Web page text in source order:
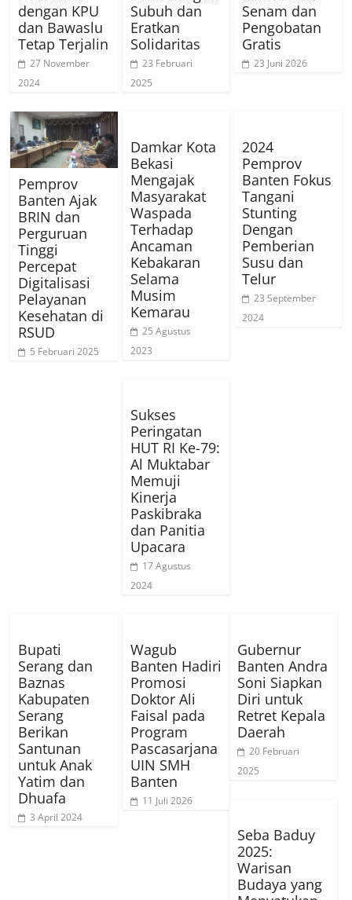
dengan KPU
dan Bawaslu
Tetap Terjalin
27 November
2024
Subuh dan
Eratkan
Solidaritas
23 Februari
2025
Senam dan
Pengobatan
Gratis
23 Juni 2026
Pemprov
Banten Ajak
BRIN dan
Perguruan
Tinggi
Percepat
Digitalisasi
Pelayanan
Kesehatan di
RSUD
5 Februari 2025
Damkar Kota
Bekasi
Mengajak
Masyarakat
Waspada
Terhadap
Ancaman
Kebakaran
Selama
Musim
Kemarau
25 Agustus
2023
2024
Pemprov
Banten Fokus
Tangani
Stunting
Dengan
Pemberian
Susu dan
Telur
23 September
2024
Sukses
Peringatan
HUT RI Ke-79:
Al Muktabar
Memuji
Kinerja
Paskibraka
dan Panitia
Upacara
17 Agustus
2024
Bupati
Serang dan
Baznas
Kabupaten
Serang
Berikan
Santunan
untuk Anak
Yatim dan
Dhuafa
3 April 2024
Wagub
Banten Hadiri
Promosi
Doktor Ali
Faisal pada
Program
Pascasarjana
UIN SMH
Banten
11 Juli 2026
Gubernur
Banten Andra
Soni Siapkan
Diri untuk
Retret Kepala
Daerah
20 Februari
2025
Seba Baduy
2025:
Warisan
Budaya yang